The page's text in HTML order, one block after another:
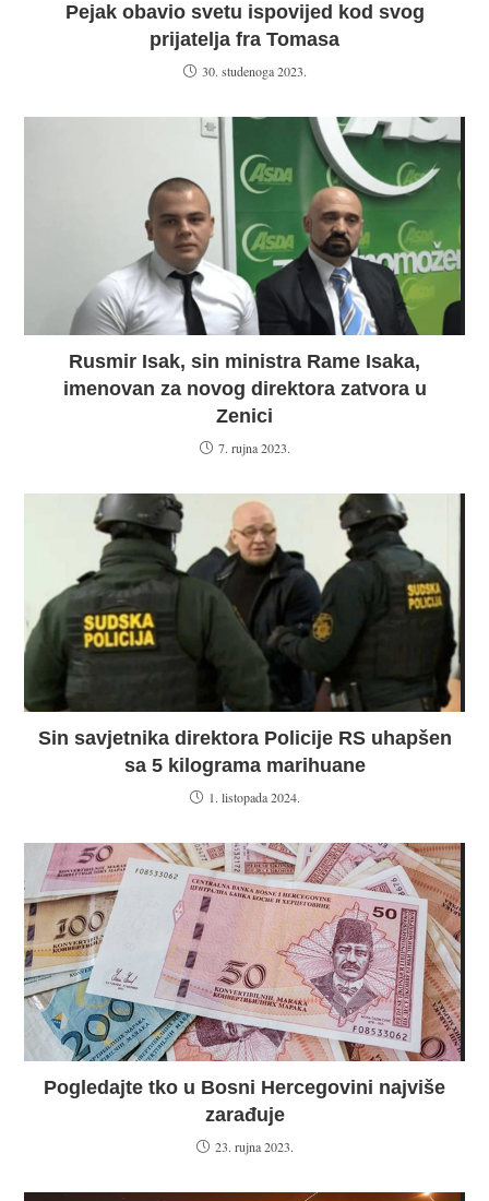
Pejak obavio svetu ispovijed kod svog
prijatelja fra Tomasa
30. studenoga 2023.
Rusmir Isak, sin ministra Rame Isaka,
imenovan za novog direktora zatvora u
Zenici
7. rujna 2023.
Sin savjetnika direktora Policije RS uhapšen
sa 5 kilograma marihuane
1. listopada 2024.
Pogledajte tko u Bosni Hercegovini najviše
zarađuje
23. rujna 2023.